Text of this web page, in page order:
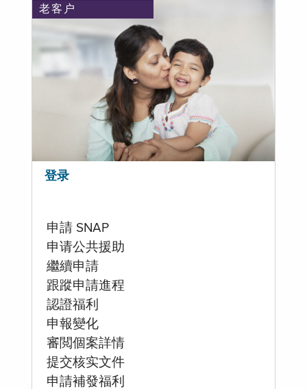
老客户
登录
申請 SNAP
申请公共援助
繼續申請
跟蹤申請進程
認證福利
申報變化
審閲個案詳情
提交核实文件
申請補發福利